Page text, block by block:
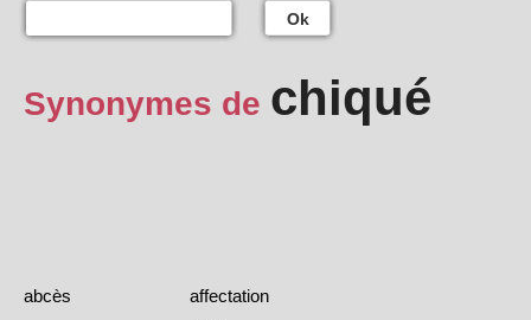
Ok
Synonymes de chiqué
abcès
affectation